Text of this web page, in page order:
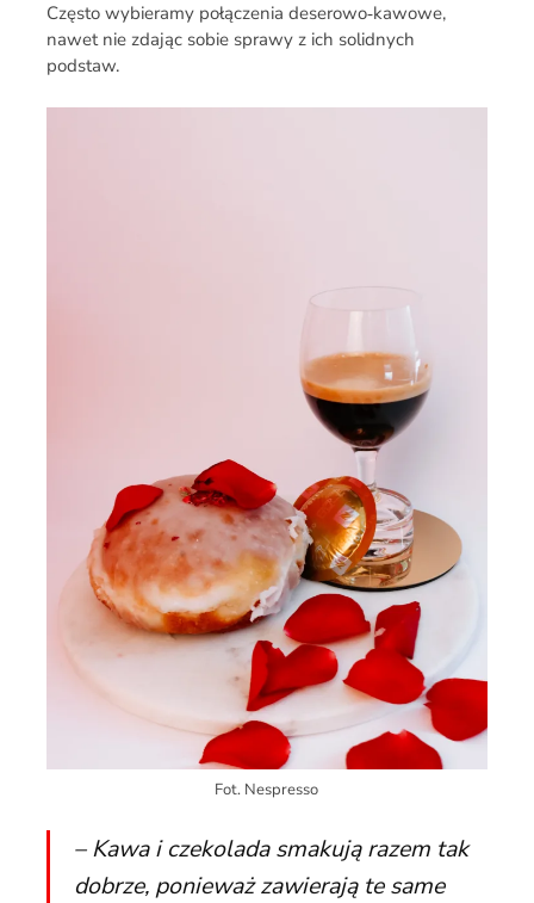
Często wybieramy połączenia deserowo‑kawowe,
nawet nie zdając sobie sprawy z ich solidnych
podstaw.
Fot. Nespresso
– Kawa i czekolada smakują razem tak
dobrze, ponieważ zawierają te same